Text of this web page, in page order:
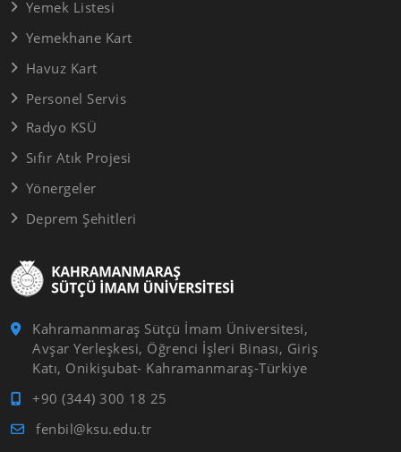
Kahramanmaraş Sütçü İmam Üniversitesi,
Avşar Yerleşkesi, Öğrenci İşleri Binası, Giriş
Katı, Onikişubat- Kahramanmaraş-Türkiye
+90 (344) 300 18 25
fenbil@ksu.edu.tr
Yemek Listesi
Yemekhane Kart
Havuz Kart
Personel Servis
Radyo KSÜ
Sıfır Atık Projesi
Yönergeler
Deprem Şehitleri